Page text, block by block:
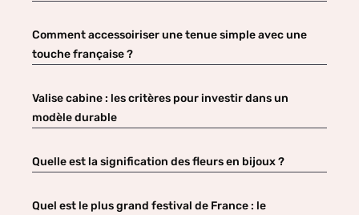
Comment accessoiriser une tenue simple avec une
touche française ?
Valise cabine : les critères pour investir dans un
modèle durable
Quelle est la signification des fleurs en bijoux ?
Quel est le plus grand festival de France : le